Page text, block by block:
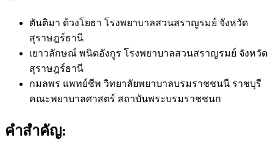
ตันติมา ด้วงโยธา โรงพยาบาลสวนสราญรมย์ จังหวัด
สุราษฎร์ธานี
เยาวลักษณ์ พนิตอังกูร โรงพยาบาลสวนสราญรมย์ จังหวัด
สุราษฎร์ธานี
กมลพร แพทย์ชีพ วิทยาลัยพยาบาลบรมราชชนนี ราชบุรี
คณะพยาบาลศาสตร์ สถาบันพระบรมราชชนก
คำสำคัญ: